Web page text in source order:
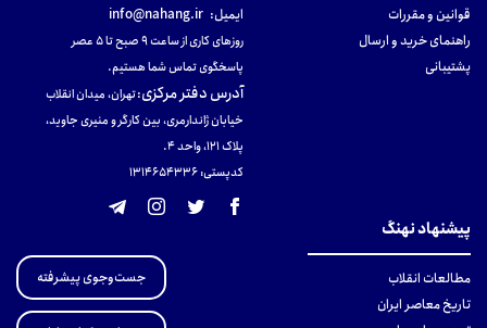
قوانین و مقررات
راهنمای خرید و ارسال
پشتیبانی
ایمیل: info@nahang.ir
روزهای کاری از ساعت ۹ صبح تا ۵ عصر
پاسخگوی تماس شما هستیم.
آدرس دفتر مرکزی:تهران، میدان انقلاب
خیابان ژاندارمری، بین کارگر و منیری جاوید،
پلاک 121، واحد ۴.
کدپستی: 131465433۶
پیشنهاد نهنگ
مطالعات انقلاب
تاریخ معاصر ایران
جست‌وجوی پیشرفته